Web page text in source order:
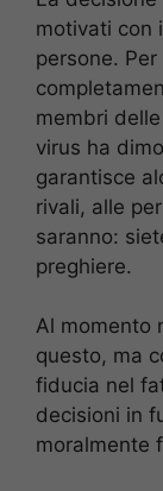
motivati con
persone.
membri
virus ha
garantisce
rivali, alle
saranno:
preghiere.
Al momento
questo, ma
fiducia nel
decisioni in
moralmente